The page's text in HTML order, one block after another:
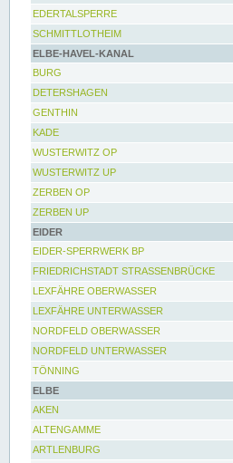
EDERTALSPERRE
SCHMITTLOTHEIM
ELBE-HAVEL-KANAL
BURG
DETERSHAGEN
GENTHIN
KADE
WUSTERWITZ OP
WUSTERWITZ UP
ZERBEN OP
ZERBEN UP
EIDER
EIDER-SPERRWERK BP
FRIEDRICHSTADT STRASSENBRÜCKE
LEXFÄHRE OBERWASSER
LEXFÄHRE UNTERWASSER
NORDFELD OBERWASSER
NORDFELD UNTERWASSER
TÖNNING
ELBE
AKEN
ALTENGAMME
ARTLENBURG